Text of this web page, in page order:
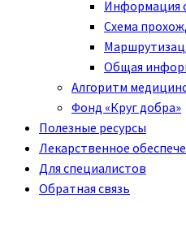
Информация
Схема
Общая
Алгоритм
Фонд «Круг добра»
Полезные ресурсы
Лекарственное
Для специалистов
Обратная связь